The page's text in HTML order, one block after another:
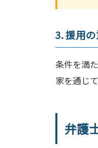
3. 援用
条件を満
家を通じ
弁護